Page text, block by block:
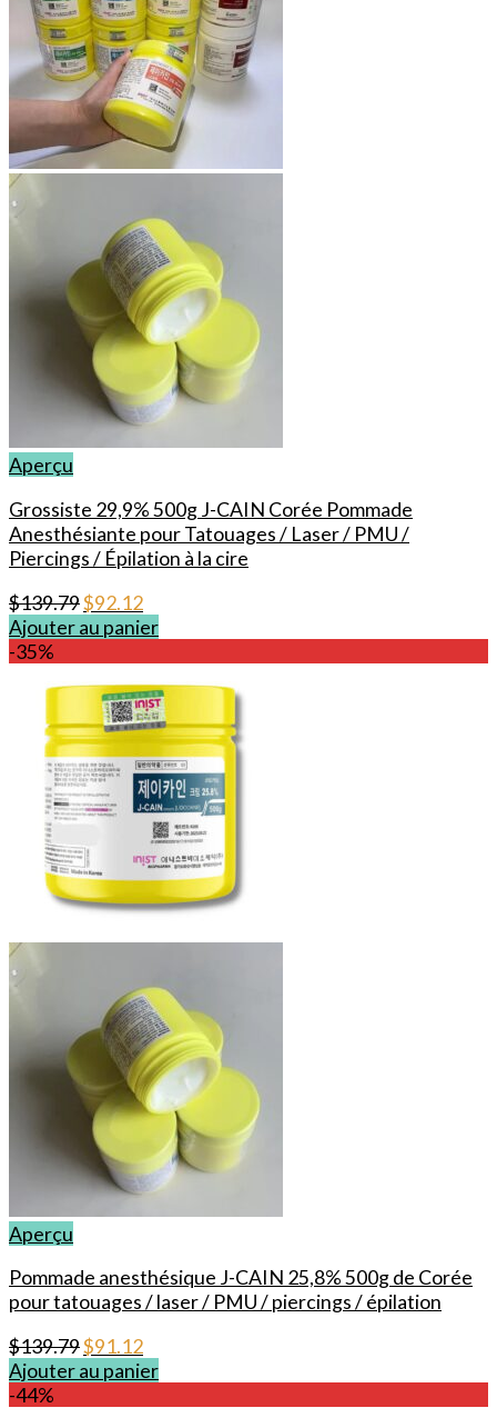
Aperçu
Grossiste 29,9% 500g J-CAIN Corée Pommade
Anesthésiante pour Tatouages / Laser / PMU /
Piercings / Épilation à la cire
$139.79Le
prix
$139.79.
$92.12Le
prix
$92.12.
Ajouter au panier
-35%
Aperçu
Pommade anesthésique J-CAIN 25,8% 500g de Corée
pour tatouages / laser / PMU / piercings / épilation
$139.79Le
prix
$91.12Le
prix
Ajouter au panier
-44%